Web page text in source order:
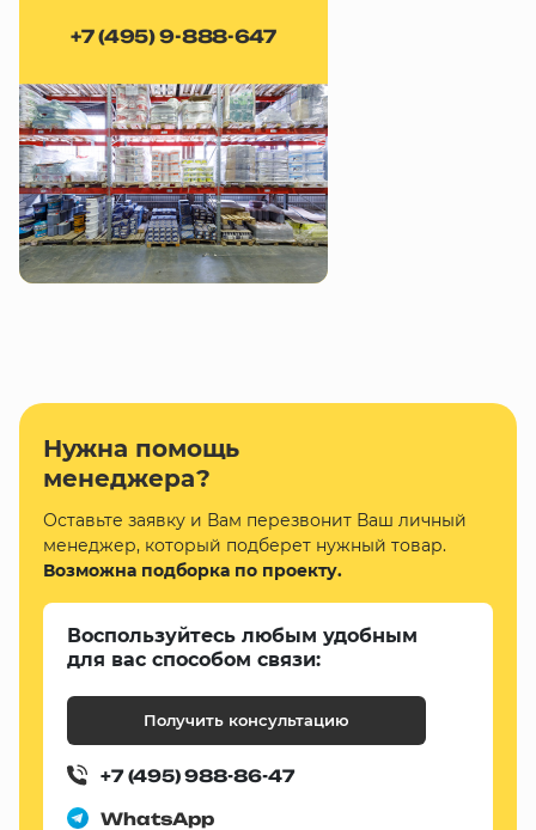
+7 (495) 9-888-647
Нужна помощь
менеджера?
Оставьте заявку и Вам перезвонит Ваш личный
менеджер, который подберет нужный товар.
Возможна подборка по проекту.
Воспользуйтесь любым удобным
для вас способом связи:
Получить консультацию
+7 (495) 988-86-47
WhatsApp